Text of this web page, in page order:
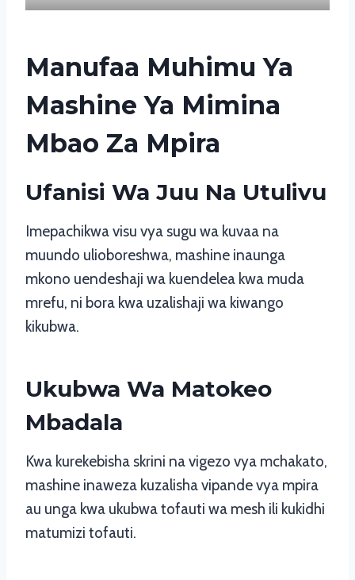
Manufaa Muhimu Ya
Mashine Ya Mimina
Mbao Za Mpira
Ufanisi Wa Juu Na Utulivu
Imepachikwa visu vya sugu wa kuvaa na
muundo ulioboreshwa, mashine inaunga
mkono uendeshaji wa kuendelea kwa muda
mrefu, ni bora kwa uzalishaji wa kiwango
kikubwa.
Ukubwa Wa Matokeo
Mbadala
Kwa kurekebisha skrini na vigezo vya mchakato,
mashine inaweza kuzalisha vipande vya mpira
au unga kwa ukubwa tofauti wa mesh ili kukidhi
matumizi tofauti.